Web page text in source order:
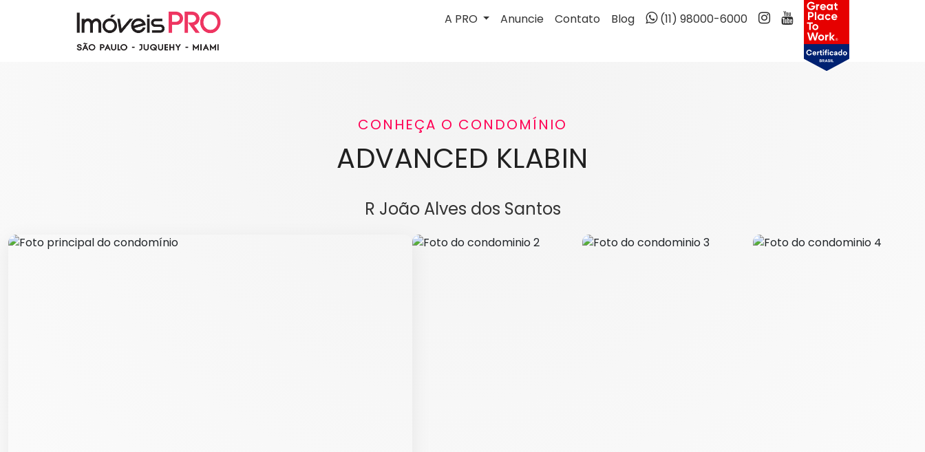
A PRO Anuncie Contato Blog (11) 98000-6000
CONHEÇA O CONDOMÍNIO
ADVANCED KLABIN
R João Alves dos Santos